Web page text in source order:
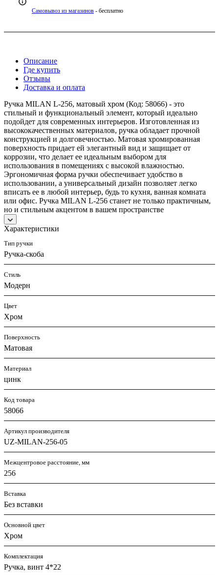
Самовывоз из магазинов - бесплатно
Описание
Где купить
Отзывы
Доставка и оплата
Ручка MILAN L-256, матовый хром (Код: 58066) - это
стильный и функциональный элемент, который идеально
подойдет для современных интерьеров. Изготовленная из
высококачественных материалов, ручка обладает прочной
конструкцией и долговечностью. Матовая хромированная
поверхность придает ей элегантный вид и защищает от
коррозии, что делает ее идеальным выбором для
использования в помещениях с высокой влажностью.
Эргономичная форма ручки обеспечивает удобство в
использовании, а универсальный дизайн позволяет легко
вписать ее в любой интерьер, будь то кухня, ванная комната
или офис. Ручка MILAN L-256 станет не только практичным,
но и стильным акцентом в вашем пространстве
Характеристики
Тип ручки
Ручка-скоба
Стиль
Модерн
Цвет
Хром
Поверхность
Матовая
Материал
цинк
Код товара
58066
Артикул производителя
UZ-MILAN-256-05
Межцентровое расстояние, мм
256
Вставка
Без вставки
Основной цвет
Хром
Комплектация
Ручка, винт 4*22